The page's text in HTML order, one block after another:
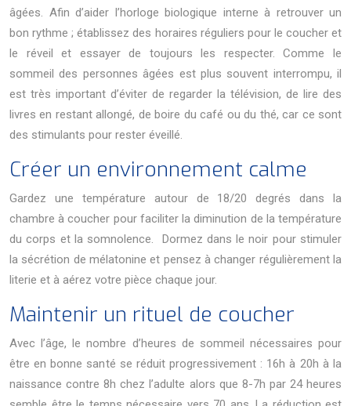
âgées. Afin d’aider l’horloge biologique interne à retrouver un
bon rythme ; établissez des horaires réguliers pour le coucher et
le réveil et essayer de toujours les respecter. Comme le
sommeil des personnes âgées est plus souvent interrompu, il
est très important d’éviter de regarder la télévision, de lire des
livres en restant allongé, de boire du café ou du thé, car ce sont
des stimulants pour rester éveillé.
Créer un environnement calme
Gardez une température autour de 18/20 degrés dans la
chambre à coucher pour faciliter la diminution de la température
du corps et la somnolence. Dormez dans le noir pour stimuler
la sécrétion de mélatonine et pensez à changer régulièrement la
literie et à aérez votre pièce chaque jour.
Maintenir un rituel de coucher
Avec l’âge, le nombre d’heures de sommeil nécessaires pour
être en bonne santé se réduit progressivement : 16h à 20h à la
naissance contre 8h chez l’adulte alors que 8-7h par 24 heures